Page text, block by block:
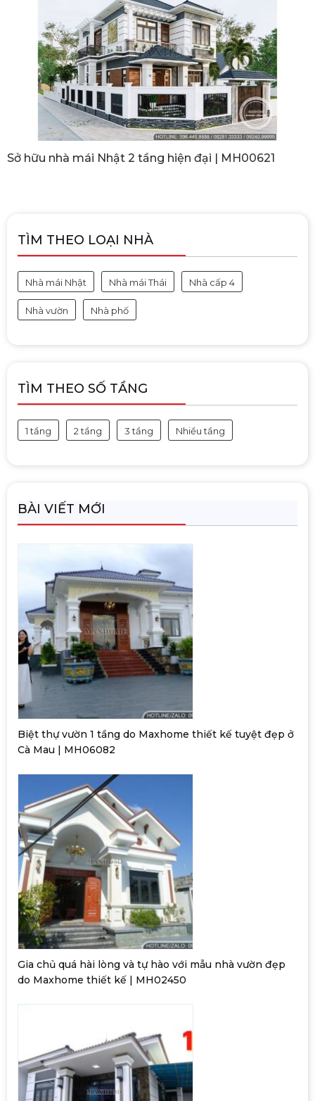
Sở hữu nhà mái Nhật 2 tầng hiện đại | MH00621
TÌM THEO LOẠI NHÀ
Nhà mái Nhật Nhà mái Thái Nhà cấp 4
Nhà vườn Nhà phố
TÌM THEO SỐ TẦNG
1 tầng 2 tầng 3 tầng Nhiều tầng
BÀI VIẾT MỚI
Biệt thự vườn 1 tầng do Maxhome thiết kế tuyệt đẹp ở
Cà Mau | MH06082
Gia chủ quá hài lòng và tự hào với mẫu nhà vườn đẹp
do Maxhome thiết kế | MH02450